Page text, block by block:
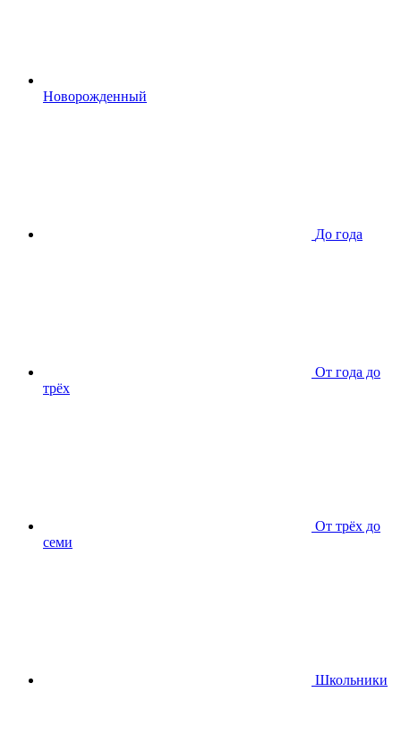
Новорожденный
До года
От года до
трёх
От трёх до
семи
Школьники